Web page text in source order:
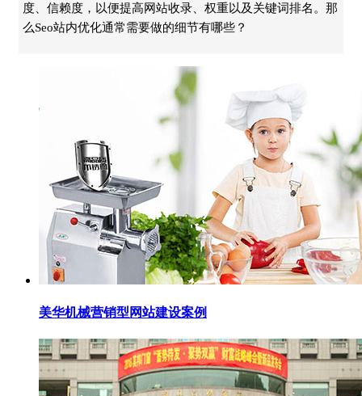
度、信赖度，以便提高网站收录、权重以及关键词排名。那
么Seo站内优化通常需要做的细节有哪些？
美华机械营销型网站建设案例